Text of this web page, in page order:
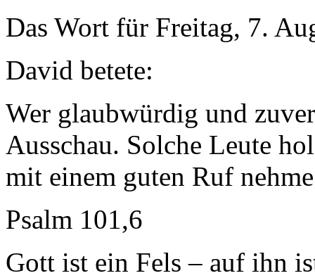
Das Wort für Freitag, 7.
David betete:
Wer glaubwürdig und
Ausschau. Solche Leute
mit einem guten Ruf
Psalm 101,6
Gott ist ein Fels – auf ihn